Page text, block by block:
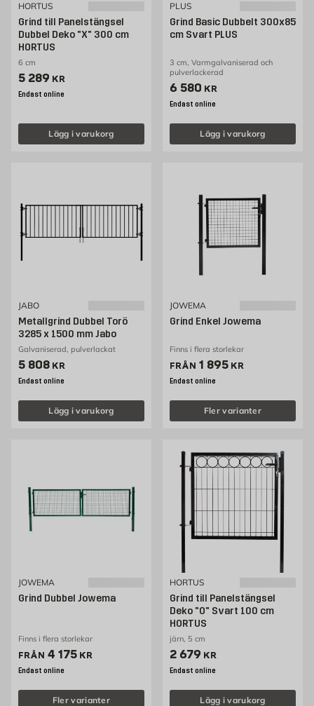
HORTUS
Grind till Panelstängsel
Dubbel Deko "X" 300 cm
HORTUS
6 cm
Pris 5289 kr
5 289 KR
Endast online
Lägg i varukorg
PLUS
Grind Basic Dubbelt 300x85
cm Svart PLUS
3 cm, Varmgalvaniserad och
pulverlackerad
Pris 6580 kr
6 580 KR
Endast online
Lägg i varukorg
JABO
Metallgrind Dubbel Torö
3285 x 1500 mm Jabo
Galvaniserad, pulverlackat
Pris 5808 kr
5 808 KR
Endast online
Lägg i varukorg
JOWEMA
Grind Enkel Jowema
Finns i flera storlekar
FRÅN Pris 1895 kr
1 895 KR
Endast online
Fler varianter
JOWEMA
Grind Dubbel Jowema
Finns i flera storlekar
FRÅN Pris 4175 kr
4 175 KR
Endast online
Fler varianter
HORTUS
Grind till Panelstängsel
Deko "O" Svart 100 cm
HORTUS
järn, 5 cm
Pris 2679 kr
2 679 KR
Endast online
Lägg i varukorg